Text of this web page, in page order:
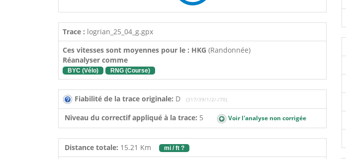
Trace : logrian_25_04_g.gpx
Ces vitesses sont moyennes pour le : HKG (Randonnée)
Réanalyser comme
BYC (Vélo) RNG (Course)
Fiabilité de la trace originale: D (317/39/1/2/-/70)
Niveau du correctif appliqué à la trace: 5 Voir l'analyse non corrigée
Distance totale: 15.21 Km mi / ft ?